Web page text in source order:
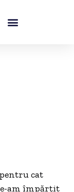
cat
am împărțit